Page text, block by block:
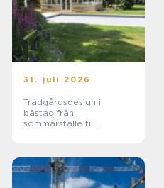
31. juli 2026
Trädgårdsdesign i
båstad från
sommarställe till